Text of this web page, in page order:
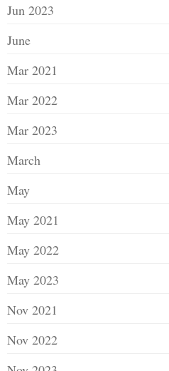
Jun 2023
June
Mar 2021
Mar 2022
Mar 2023
March
May
May 2021
May 2022
May 2023
Nov 2021
Nov 2022